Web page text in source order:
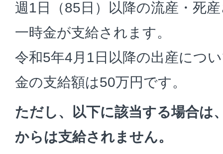
週1日（85日）以降の流産・死
一時金が支給されます。
令和5年4月1日以降の出産につ
金の支給額は50万円です。
ただし、以下に該当する場合は
からは支給されません。